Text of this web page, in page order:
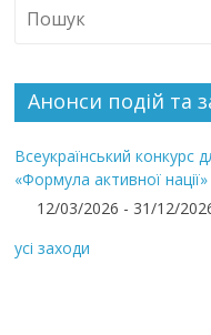
Анонси подій та
Всеукраїнський конкурс
«Формула активної нації»
12/03/2026 - 31/12/
усі заходи